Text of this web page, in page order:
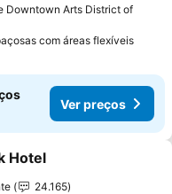
Downtown Arts District of
com áreas flexíveis
Ver preços
aos favoritos
Hotel
24.165